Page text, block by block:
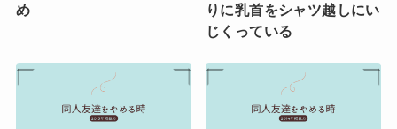
め
りに乳首をシャツ越しにい
じくっている